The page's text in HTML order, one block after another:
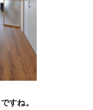
すね。